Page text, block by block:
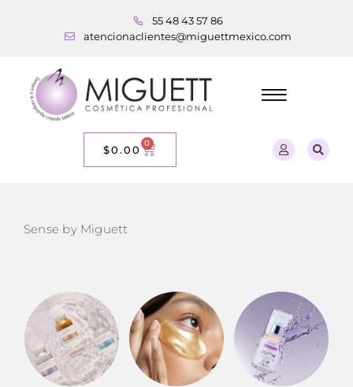
55 48 43 57 86
atencionaclientes@miguettmexico.com
$0.00 0
Sense by Miguett